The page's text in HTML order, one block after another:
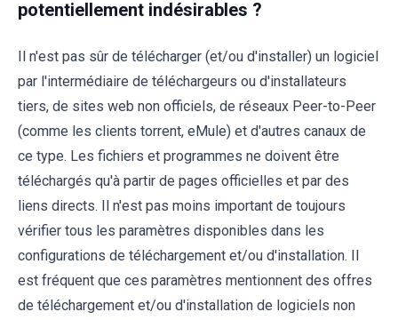
potentiellement indésirables ?
Il n'est pas sûr de télécharger (et/ou d'installer) un logiciel
par l'intermédiaire de téléchargeurs ou d'installateurs
tiers, de sites web non officiels, de réseaux Peer-to-Peer
(comme les clients torrent, eMule) et d'autres canaux de
ce type. Les fichiers et programmes ne doivent être
téléchargés qu'à partir de pages officielles et par des
liens directs. Il n'est pas moins important de toujours
vérifier tous les paramètres disponibles dans les
configurations de téléchargement et/ou d'installation. Il
est fréquent que ces paramètres mentionnent des offres
de téléchargement et/ou d'installation de logiciels non